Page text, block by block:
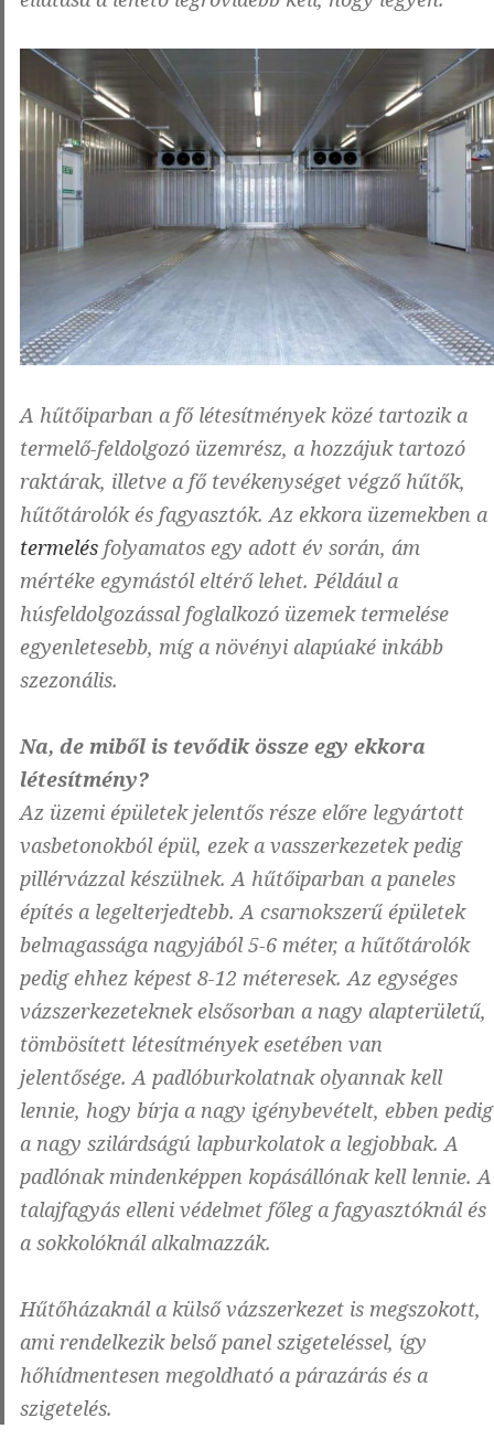
A hűtőiparban a fő létesítmények közé tartozik a
termelő-feldolgozó üzemrész, a hozzájuk tartozó
raktárak, illetve a fő tevékenységet végző hűtők,
hűtőtárolók és fagyasztók. Az ekkora üzemekben a
termelés folyamatos egy adott év során, ám
mértéke egymástól eltérő lehet. Például a
húsfeldolgozással foglalkozó üzemek termelése
egyenletesebb, míg a növényi alapúaké inkább
szezonális.
Na, de miből is tevődik össze egy ekkora
létesítmény?
Az üzemi épületek jelentős része előre legyártott
vasbetonokból épül, ezek a vasszerkezetek pedig
pillérvázzal készülnek. A hűtőiparban a paneles
építés a legelterjedtebb. A csarnokszerű épületek
belmagassága nagyjából 5-6 méter, a hűtőtárolók
pedig ehhez képest 8-12 méteresek. Az egységes
vázszerkezeteknek elsősorban a nagy alapterületű,
tömbösített létesítmények esetében van
jelentősége. A padlóburkolatnak olyannak kell
lennie, hogy bírja a nagy igénybevételt, ebben pedig
a nagy szilárdságú lapburkolatok a legjobbak. A
padlónak mindenképpen kopásállónak kell lennie. A
talajfagyás elleni védelmet főleg a fagyasztóknál és
a sokkolóknál alkalmazzák.
Hűtőházaknál a külső vázszerkezet is megszokott,
ami rendelkezik belső panel szigeteléssel, így
hőhídmentesen megoldható a párazárás és a
szigetelés.